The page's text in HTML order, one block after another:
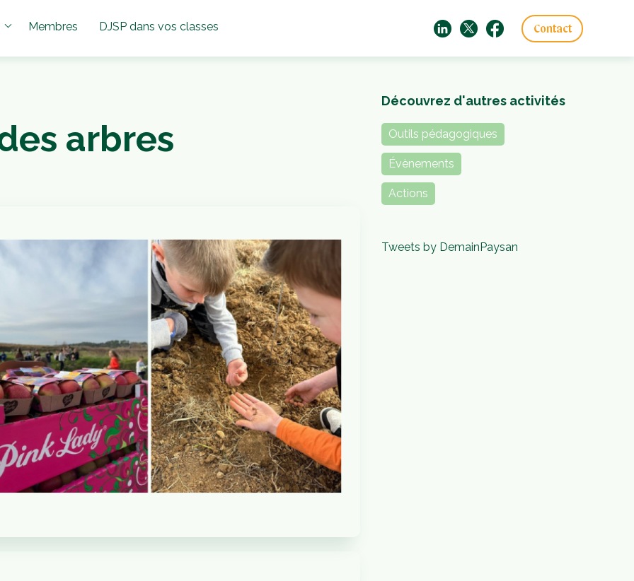
Contact
Membres DJSP dans vos classes
arbres
Découvrez d'autres activités
Outils pédagogiques
Évènements
Actions
Tweets by DemainPaysan